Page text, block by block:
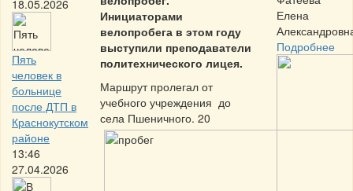
18.05.2026
Пять
человек в
больнице
после ДТП в
Краснокутском
районе
13:46
27.04.2026
Инициаторами
велопробега в этом году
выступили преподаватели
политехнического лицея.
Маршрут пролегал от
учебного учреждения до
села Пшеничного. 20
Елена
Подробнее